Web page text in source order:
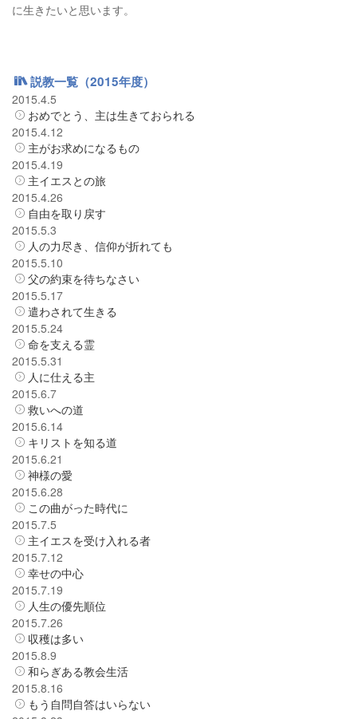
に生きたいと思います。
説教一覧（2015年度）
2015.4.5
おめでとう、主は生きておられる
2015.4.12
主がお求めになるもの
2015.4.19
主イエスとの旅
2015.4.26
自由を取り戻す
2015.5.3
人の力尽き、信仰が折れても
2015.5.10
父の約束を待ちなさい
2015.5.17
遣わされて生きる
2015.5.24
命を支える霊
2015.5.31
人に仕える主
2015.6.7
救いへの道
2015.6.14
キリストを知る道
2015.6.21
神様の愛
2015.6.28
この曲がった時代に
2015.7.5
主イエスを受け入れる者
2015.7.12
幸せの中心
2015.7.19
人生の優先順位
2015.7.26
収穫は多い
2015.8.9
和らぎある教会生活
2015.8.16
もう自問自答はいらない